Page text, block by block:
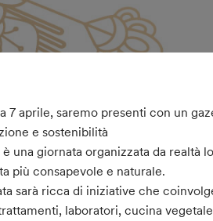
7 aprile, saremo presenti con un
e sostenibilità
è una giornata organizzata da realtà
più consapevole e naturale.
sarà ricca di iniziative che
laboratori, cucina